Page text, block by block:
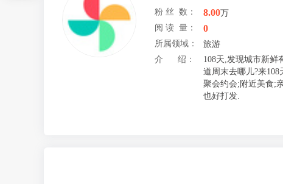
粉 丝 数： 8.00万
阅 读 量：
0
所属领域：
旅游
介 绍：
108天,发现城市新鲜
道周末去哪儿?来
聚会约会;附近美食;
也好打发.